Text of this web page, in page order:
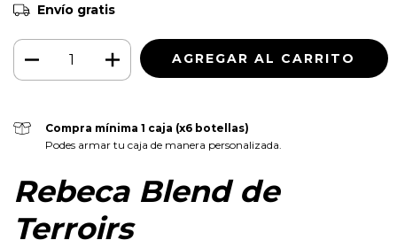
Envío gratis
Compra mínima 1 caja (x6 botellas)
Podes armar tu caja de manera personalizada.
Rebeca Blend de
Terroirs